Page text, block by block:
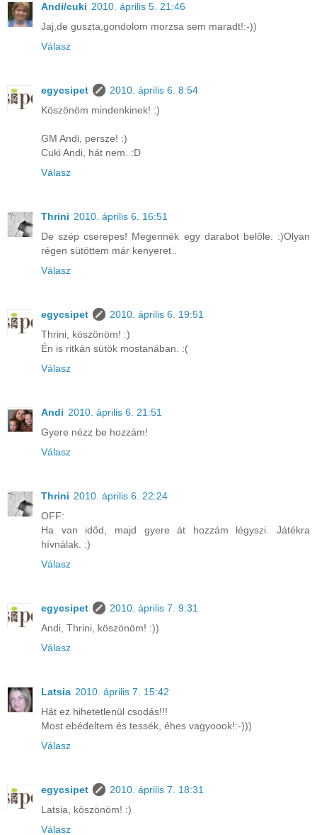
Andi/cuki 2010. április 5. 21:46
Jaj,de guszta,gondolom morzsa sem maradt!:-))
Válasz
egycsipet
2010. április 6. 8:54
Köszönöm mindenkinek! :)
GM Andi, persze! :)
Cuki Andi, hát nem. :D
Válasz
Thrini 2010. április 6. 16:51
De szép cserepes! Megennék egy darabot belőle. :)Olyan
régen sütöttem már kenyeret..
Válasz
egycsipet
2010. április 6. 19:51
Thrini, köszönöm! :)
Én is ritkán sütök mostanában. :(
Válasz
Andi 2010. április 6. 21:51
Gyere nézz be hozzám!
Válasz
Thrini 2010. április 6. 22:24
OFF:
Ha van időd, majd gyere át hozzám légyszi. Játékra
hívnálak. :)
Válasz
egycsipet
2010. április 7. 9:31
Andi, Thrini, köszönöm! :))
Válasz
Latsia 2010. április 7. 15:42
Hát ez hihetetlenül csodás!!!
Most ebédeltem és tessék, éhes vagyoook!:-)))
Válasz
egycsipet
2010. április 7. 18:31
Latsia, köszönöm! :)
Válasz